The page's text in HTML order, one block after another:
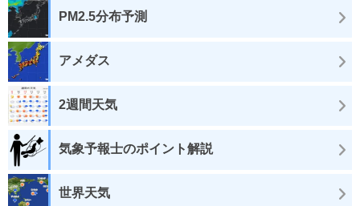
PM2.5分布予測
アメダス
2週間天気
気象予報士のポイント解説
世界天気